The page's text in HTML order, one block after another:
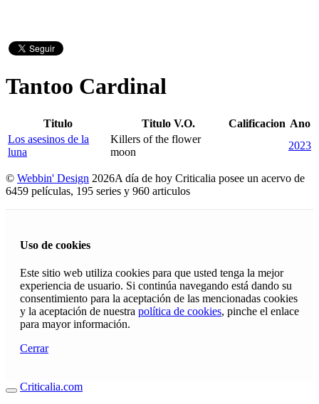
Tantoo Cardinal
Titulo Titulo V.O. Calificacion Ano
Los asesinos de la
luna
Killers of the flower
moon
2023
© Webbin' Design 2026A día de hoy Criticalia posee un acervo de
6459 películas, 195 series y 960 articulos
Uso de cookies
Este sitio web utiliza cookies para que usted tenga la mejor
experiencia de usuario. Si continúa navegando está dando su
consentimiento para la aceptación de las mencionadas cookies
y la aceptación de nuestra política de cookies, pinche el enlace
para mayor información.
Cerrar
Criticalia.com